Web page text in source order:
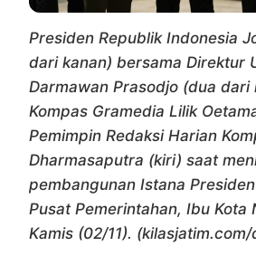
Presiden Republik Indonesia
dari kanan) bersama Direktur
Darmawan Prasodjo (dua dari
Kompas Gramedia Lilik
Pemimpin Redaksi Harian
Dharmasaputra (kiri) saat
pembangunan Istana
Pusat Pemerintahan, Ibu Kota
Kamis (02/11). (kilasjatim.com/